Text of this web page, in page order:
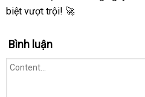
biệt vượt trội! 🚀
Bình luận